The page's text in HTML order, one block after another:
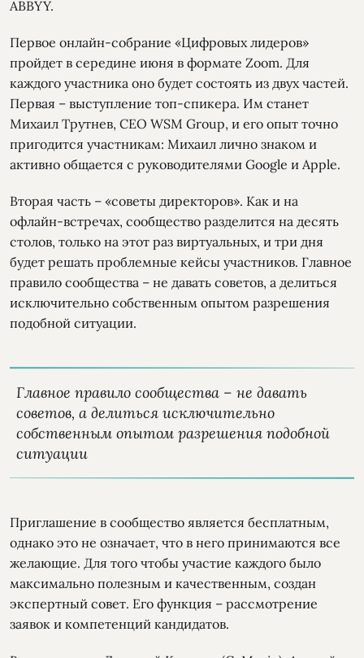
ABBYY.
Первое онлайн-собрание «Цифровых лидеров»
пройдет в середине июня в формате Zoom. Для
каждого участника оно будет состоять из двух частей.
Первая – выступление топ-спикера. Им станет
Михаил Трутнев, CEO WSM Group, и его опыт точно
пригодится участникам: Михаил лично знаком и
активно общается с руководителями Google и Apple.
Вторая часть – «советы директоров». Как и на
офлайн-встречах, сообщество разделится на десять
столов, только на этот раз виртуальных, и три дня
будет решать проблемные кейсы участников. Главное
правило сообщества – не давать советов, а делиться
исключительно собственным опытом разрешения
подобной ситуации.
Главное правило сообщества – не давать
советов, а делиться исключительно
собственным опытом разрешения подобной
ситуации
Приглашение в сообщество является бесплатным,
однако это не означает, что в него принимаются все
желающие. Для того чтобы участие каждого было
максимально полезным и качественным, создан
экспертный совет. Его функция – рассмотрение
заявок и компетенций кандидатов.